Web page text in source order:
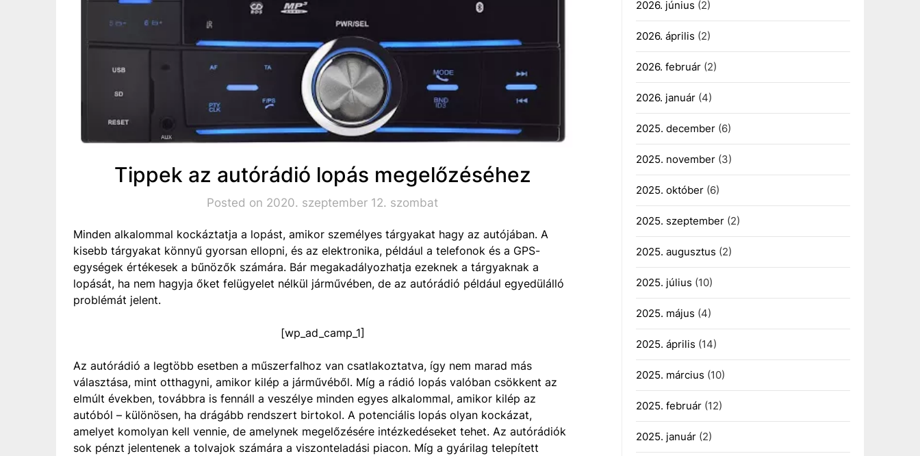
Tippek az autórádió lopás megelőzéséhez
Posted on 2020. szeptember 12. szombat
Minden alkalommal kockáztatja a lopást, amikor személyes tárgyakat hagy az autójában. A
kisebb tárgyakat könnyű gyorsan ellopni, és az elektronika, például a telefonok és a GPS-
egységek értékesek a bűnözők számára. Bár megakadályozhatja ezeknek a tárgyaknak a
lopását, ha nem hagyja őket felügyelet nélkül járművében, de az autórádió például egyedülálló
problémát jelent.
[wp_ad_camp_1]
Az autórádió a legtöbb esetben a műszerfalhoz van csatlakoztatva, így nem marad más
választása, mint otthagyni, amikor kilép a járművéből. Míg a rádió lopás valóban csökkent az
elmúlt években, továbbra is fennáll a veszélye minden egyes alkalommal, amikor kilép az
autóból – különösen, ha drágább rendszert birtokol. A potenciális lopás olyan kockázat,
amelyet komolyan kell vennie, de amelynek megelőzésére intézkedéseket tehet. Az autórádiók
sok pénzt jelentenek a tolvajok számára a viszonteladási piacon. Míg a gyárilag telepített
2026. június (2)
2026. április (2)
2026. február(2)
2026. január(4)
2025. december(6)
2025. november(3)
2025. október(6)
2025. szeptember(2)
2025. augusztus (2)
2025. július (10)
2025. május (4)
2025. április (14)
2025. március (10)
2025. február(12)
2025. január(2)